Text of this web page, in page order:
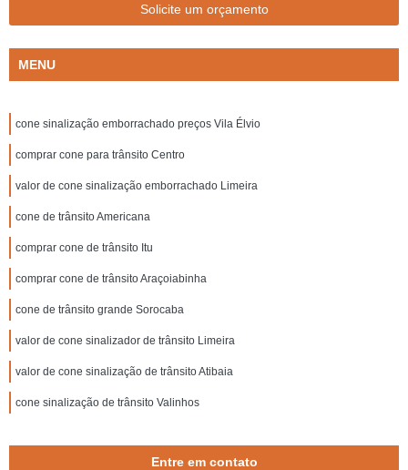
Solicite um orçamento
MENU
cone sinalização emborrachado preços Vila Élvio
comprar cone para trânsito Centro
valor de cone sinalização emborrachado Limeira
cone de trânsito Americana
comprar cone de trânsito Itu
comprar cone de trânsito Araçoiabinha
cone de trânsito grande Sorocaba
valor de cone sinalizador de trânsito Limeira
valor de cone sinalização de trânsito Atibaia
cone sinalização de trânsito Valinhos
Entre em contato